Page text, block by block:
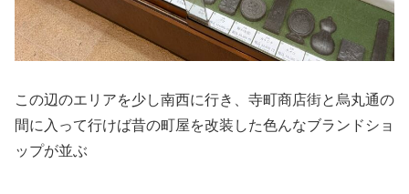
この辺のエリアを少し南西に行き、寺町商店街と烏丸通の
間に入って行けば昔の町屋を改装した色んなブランドショ
ップが並ぶ